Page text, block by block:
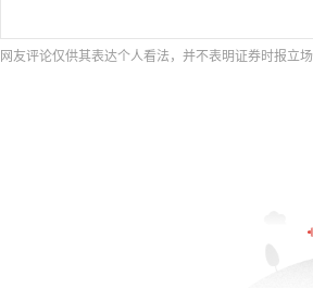
网友评论仅供其表达个人看法，并不表明证券时报立场